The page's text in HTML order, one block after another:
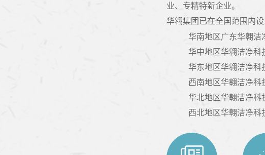
业、专精特新企业。
华翱集团已在全国范围内
华南地区广东华翱洁
华中地区华翱洁净科
华东地区华翱洁净科
西南地区华翱洁净科
华北地区华翱洁净科
西北地区华翱洁净科